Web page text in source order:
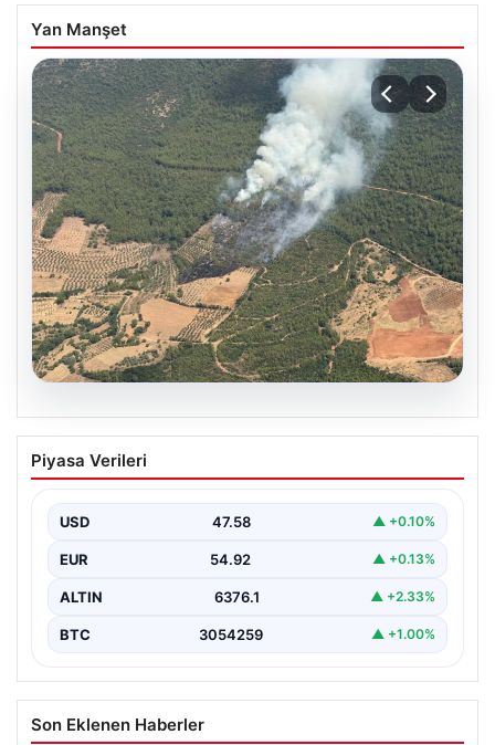
Yan Manşet
Muğla Yatağan’da orman yangını
Piyasa Verileri
USD 47.58 ▲ +0.10%
EUR 54.92 ▲ +0.13%
ALTIN 6376.1 ▲ +2.33%
BTC 3054259 ▲ +1.00%
Son Eklenen Haberler